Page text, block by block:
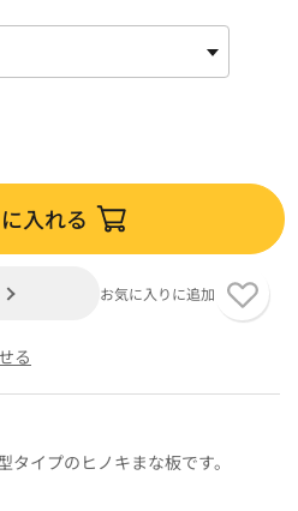
入れる
お気に入りに追加
る
イプのヒノキまな板です。